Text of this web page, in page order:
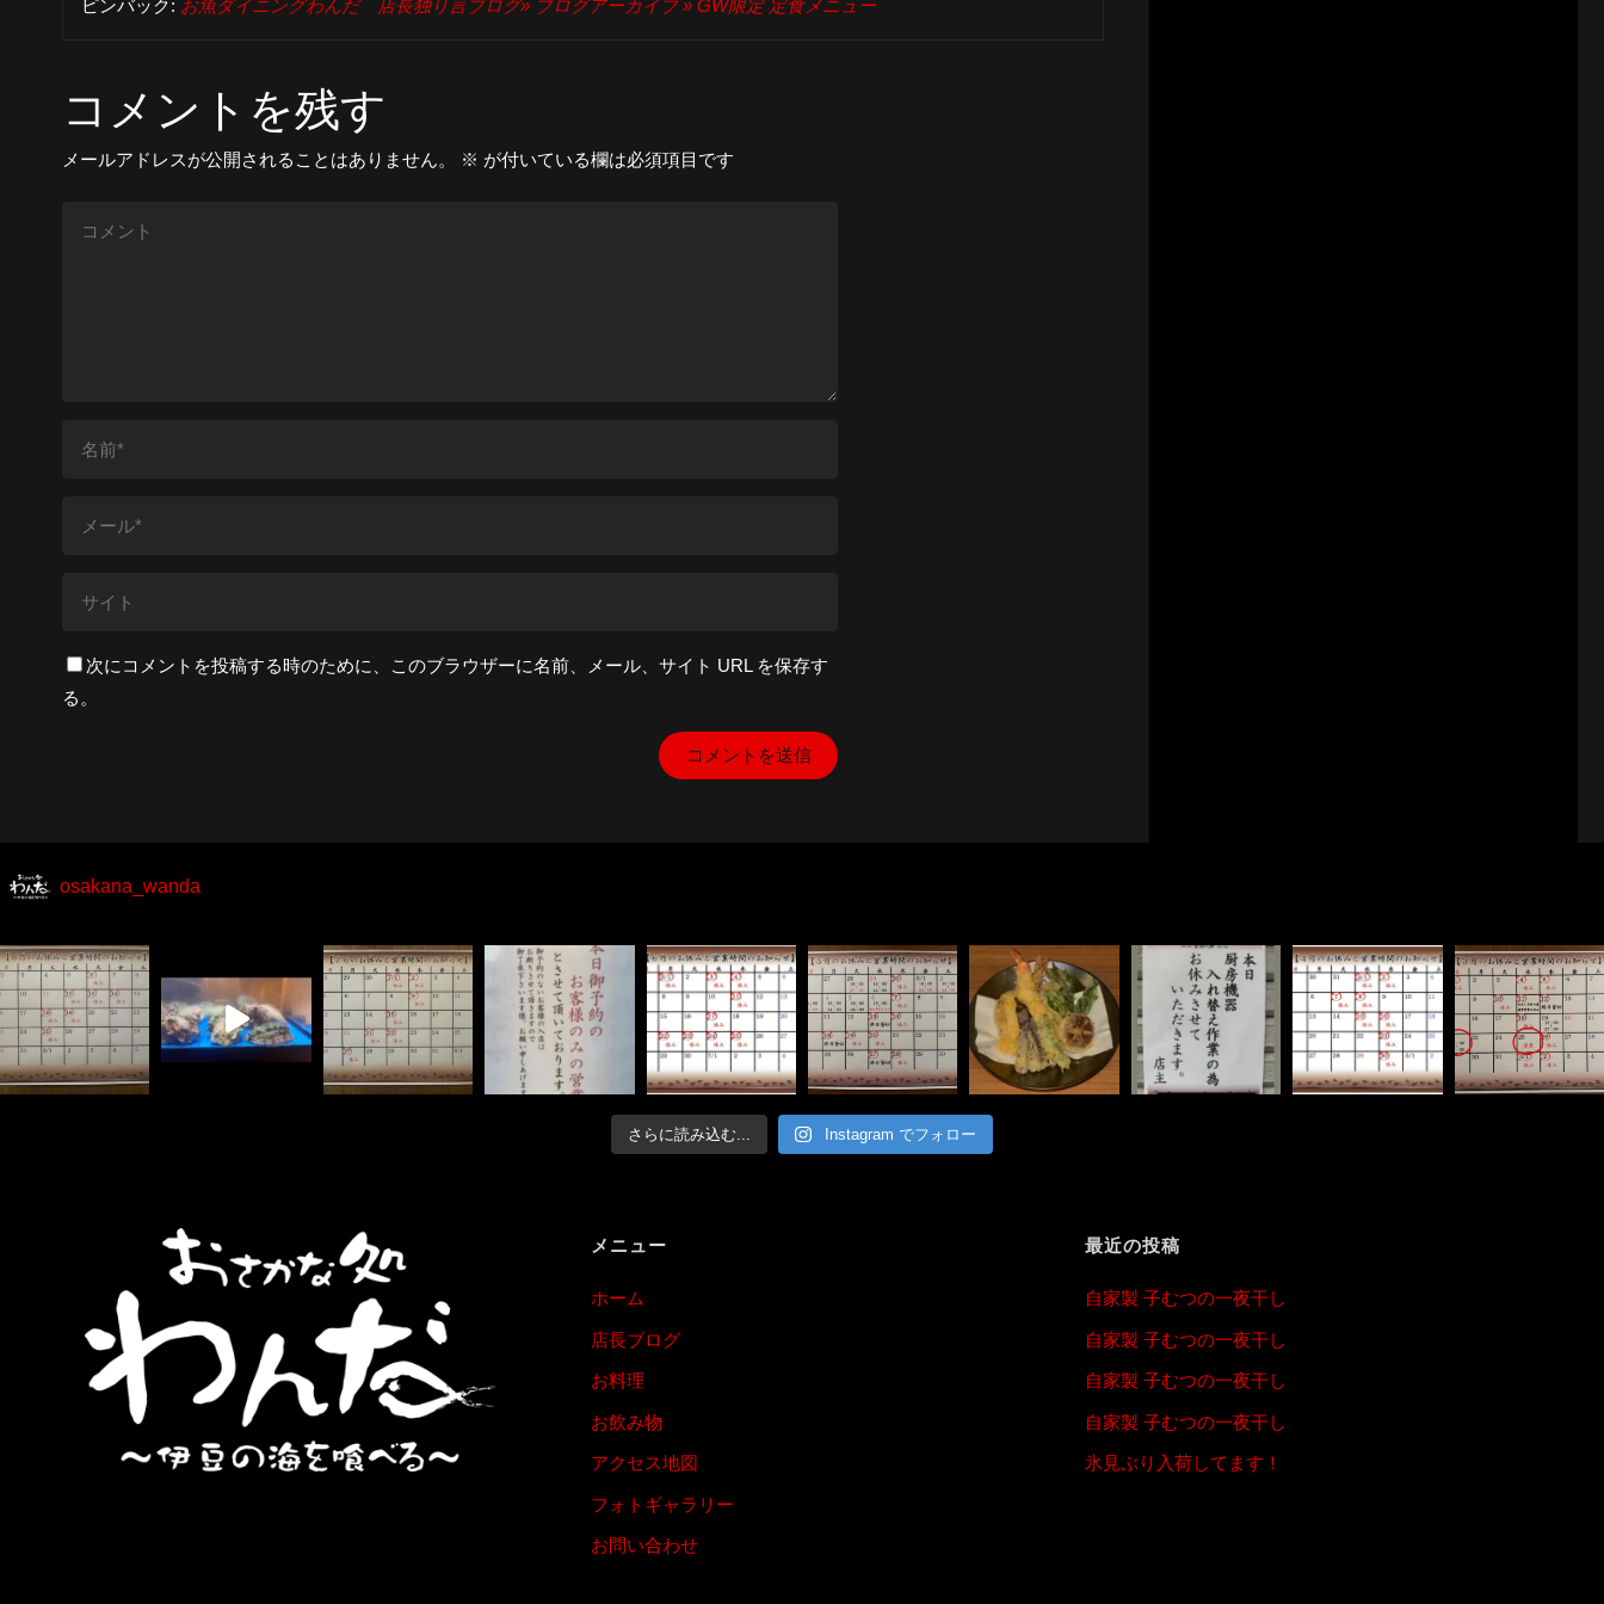
ピンバック: お魚ダイニングわんだ 店長独り言ブログ» ブログアーカイブ » GW限定 定食メニュー
コメントを残す
メールアドレスが公開されることはありません。 ※ が付いている欄は必須項目です
次にコメントを投稿する時のために、このブラウザーに名前、メール、サイト URL を保存す
る。
osakana_wanda
さらに読み込む... Instagram でフォロー
メニュー
ホーム
店長ブログ
お料理
お飲み物
アクセス地図
フォトギャラリー
お問い合わせ
最近の投稿
自家製 子むつの一夜干し
自家製 子むつの一夜干し
自家製 子むつの一夜干し
自家製 子むつの一夜干し
氷見ぶり入荷してます！